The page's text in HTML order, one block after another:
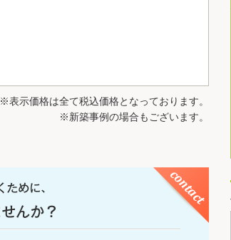
※表示価格は全て税込価格となっております。
※新築事例の場合もございます。